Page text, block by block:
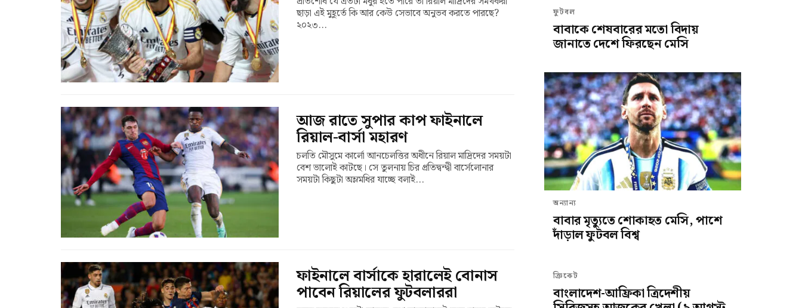
ছাড়া এই মুহূর্তে কি আর কেউ সেভাবে অনুভব করতে পারছে?
২০২৩...
আজ রাতে সুপার কাপ ফাইনালে
রিয়াল-বার্সা মহারণ
চলতি মৌসুমে কার্লো আনচেলত্তির অধীনে রিয়াল মাদ্রিদের সময়টা
বেশ ভালোই কাটছে। সে তুলনায় চির প্রতিদ্বন্দ্বী বার্সেলোনার
সময়টা কিছুটা অম্লমধির যাচ্ছে বলাই...
ফাইনালে বার্সাকে হারালেই বোনাস
পাবেন রিয়ালের ফুটবলাররা
ফুটবল
বাবাকে শেষবারের মতো বিদায়
জানাতে দেশে ফিরছেন মেসি
অন্যান্য
বাবার মৃত্যুতে শোকাহত মেসি, পাশে
দাঁড়াল ফুটবল বিশ্ব
ক্রিকেট
বাংলাদেশ-আফ্রিকা ত্রিদেশীয়